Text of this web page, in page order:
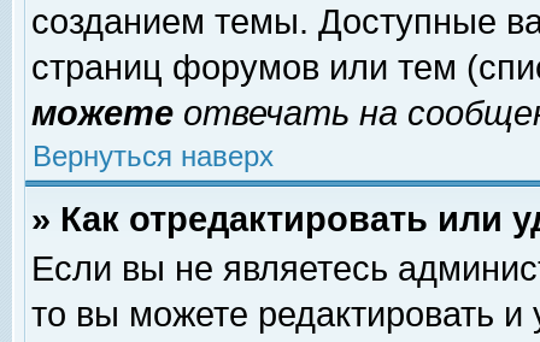
созданием темы. Доступные
страниц форумов или тем
можете отвечать на
Вернуться наверх
» Как отредактировать или
Если вы не являетесь
то вы можете редактировать и